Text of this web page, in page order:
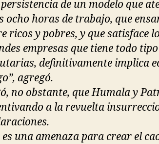
persistencia de un modelo que
ocho horas de trabajo, que
ricos y pobres, y que satisface
empresas que tiene todo
definitivamente implica
agregó.
no obstante, que Humala y
a la revuelta
es una amenaza para crear el